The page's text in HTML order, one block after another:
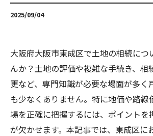
2025/09/04
大阪府大阪市東成区で土地の相続につ
んか？土地の評価や複雑な手続き、相
更など、専門知識が必要な場面が多く
も少なくありません。特に地価や路線
場を正確に把握するには、ポイントを
が欠かせます。本記事では、東成区に